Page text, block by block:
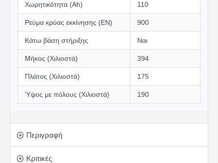
Χωρητικότητα (Αh) 110
Ρεύμα κρύας εκκίνησης (EN) 900
Κάτω βάση στήριξης Ναι
Μήκος (Χιλιοστά) 394
Πλάτος (Χιλιοστά) 175
Ύψος με πόλους (Χιλιοστά) 190
Περιγραφή
Κριτικές